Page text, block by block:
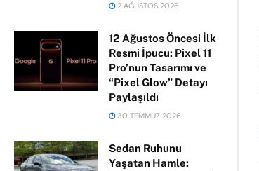
2 AĞUSTOS 2026
12 Ağustos Öncesi İlk
Resmi İpucu: Pixel 11
Pro’nun Tasarımı ve
“Pixel Glow” Detayı
Paylaşıldı
30 TEMMUZ 2026
Sedan Ruhunu
Yaşatan Hamle: